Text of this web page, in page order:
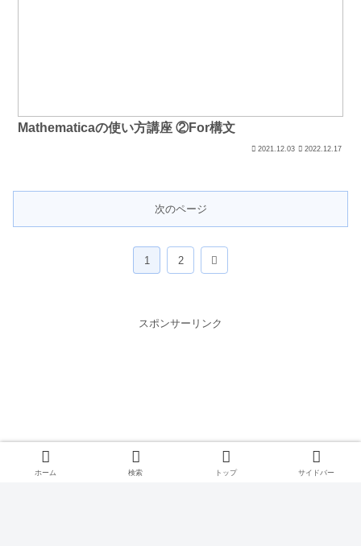
Mathematicaの使い方講座 ②For構文
2021.12.03 2022.12.17
次のページ
1 2 次
スポンサーリンク
ホーム 検索 トップ サイドバー